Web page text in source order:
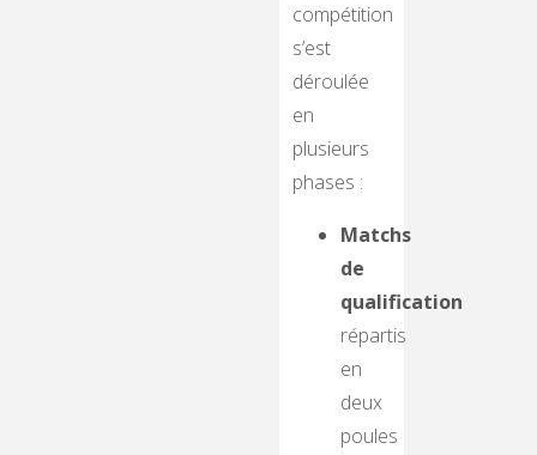
compétition
s’est
déroulée
en
plusieurs
phases :
Matchs
de
qualification
répartis
en
deux
poules